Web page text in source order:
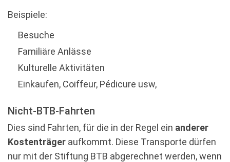
Beispiele:
Besuche
Familiäre Anlässe
Kulturelle Aktivitäten
Einkaufen, Coiffeur, Pédicure usw,
Nicht-BTB-Fahrten
Dies sind Fahrten, für die in der Regel ein anderer
Kostenträger aufkommt. Diese Transporte dürfen
nur mit der Stiftung BTB abgerechnet werden, wenn